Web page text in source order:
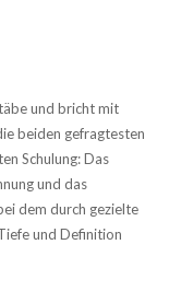
und bricht mit
beiden gefragtesten
Schulung: Das
und das
dem durch gezielte
und Definition